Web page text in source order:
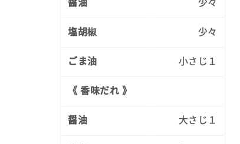
醤油 少々
塩胡椒 少々
ごま油 小さじ１
《 香味だれ 》
醤油 大さじ１